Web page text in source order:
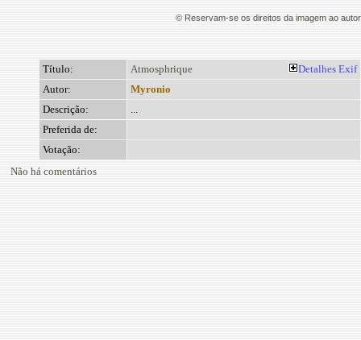
© Reservam-se os direitos da imagem ao
Título: Atmosphrique Detalhes Exif
Autor:
Myronio
Descrição:
...
Preferida de:
Votação:
Não há comentários